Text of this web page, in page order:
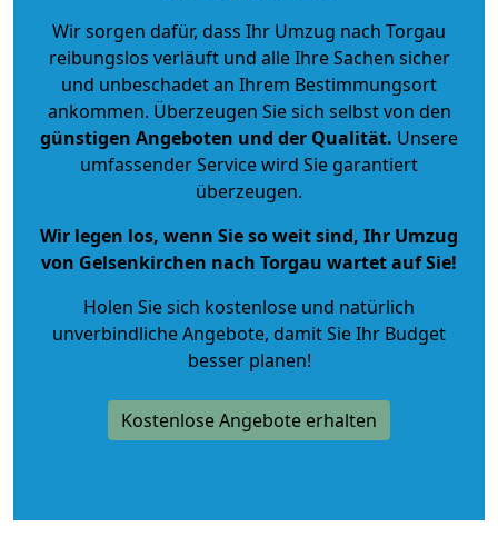
Wir sorgen dafür, dass Ihr Umzug nach Torgau
reibungslos verläuft und alle Ihre Sachen sicher
und unbeschadet an Ihrem Bestimmungsort
ankommen. Überzeugen Sie sich selbst von den
günstigen Angeboten und der Qualität. Unsere
umfassender Service wird Sie garantiert
überzeugen.
Wir legen los, wenn Sie so weit sind, Ihr Umzug
von Gelsenkirchen nach Torgau wartet auf Sie!
Holen Sie sich kostenlose und natürlich
unverbindliche Angebote, damit Sie Ihr Budget
besser planen!
Kostenlose Angebote erhalten